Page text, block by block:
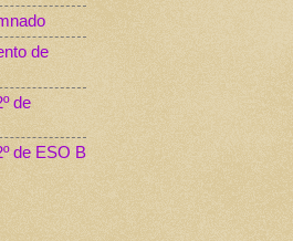
de
de
de ESO B